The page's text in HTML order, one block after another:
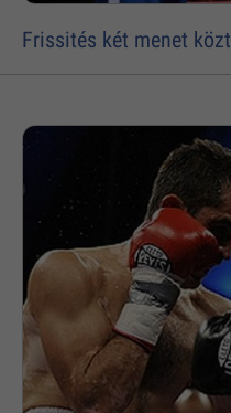
Frissités két menet közt